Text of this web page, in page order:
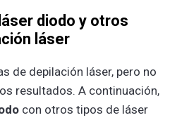
diodo y otros
láser
de depilación láser, pero no
resultados. A continuación,
con otros tipos de láser